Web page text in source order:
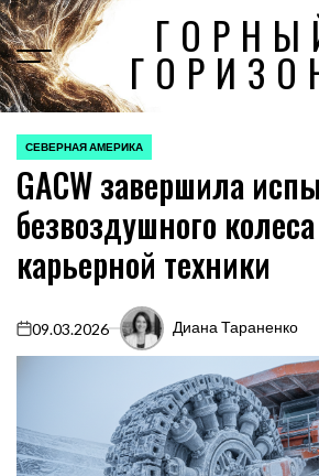
Перейти
к
содержимому
ОПУБЛИКОВАНО
В
СЕВЕРНАЯ АМЕРИКА
GACW завершила
безвоздушного
карьерной техники
on
09.03.2026 Диана Тараненко